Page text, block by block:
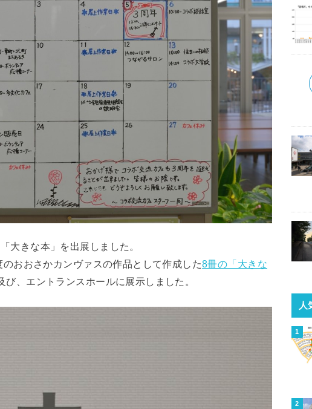
大きな本」を出展しました。
おおさかカンヴァスの作品として作成した8冊の「大きな
、エントランスホールに展示しました。
人